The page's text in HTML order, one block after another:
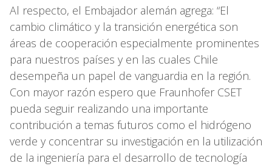
Al respecto, el Embajador alemán agrega: “El
cambio climático y la transición energética son
áreas de cooperación especialmente prominentes
para nuestros países y en las cuales Chile
desempeña un papel de vanguardia en la región.
Con mayor razón espero que Fraunhofer CSET
pueda seguir realizando una importante
contribución a temas futuros como el hidrógeno
verde y concentrar su investigación en la utilización
de la ingeniería para el desarrollo de tecnología